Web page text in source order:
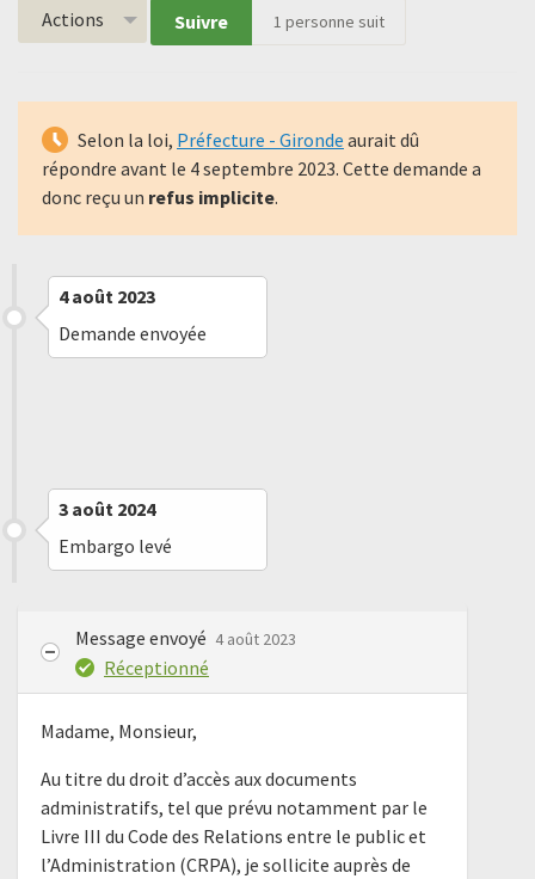
Actions Suivre 1 personne suit
Selon la loi, Préfecture - Gironde aurait dû
répondre avant le 4 septembre 2023. Cette demande a
donc reçu un refus implicite.
4 août 2023
Demande envoyée
3 août 2024
Embargo levé
Message envoyé 4 août 2023
Réceptionné
Madame, Monsieur,
Au titre du droit d’accès aux documents
administratifs, tel que prévu notamment par le
Livre III du Code des Relations entre le public et
l’Administration (CRPA), je sollicite auprès de